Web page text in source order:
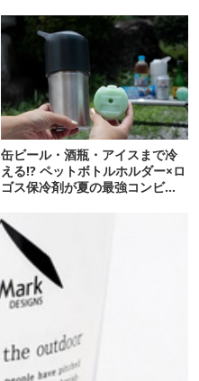
缶ビール・酒瓶・アイスまで冷
える!? ペットボトルホルダー×ロ
ゴス保冷剤が夏の最強コンビだ